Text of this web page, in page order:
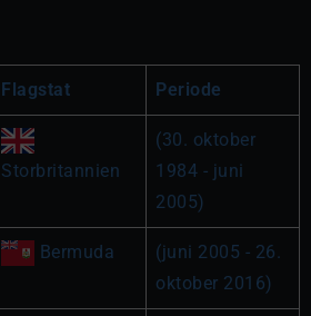
Flagstat Periode
Storbritannien
(30. oktober
1984 - juni
2005)
Bermuda
(juni 2005 - 26.
oktober 2016)